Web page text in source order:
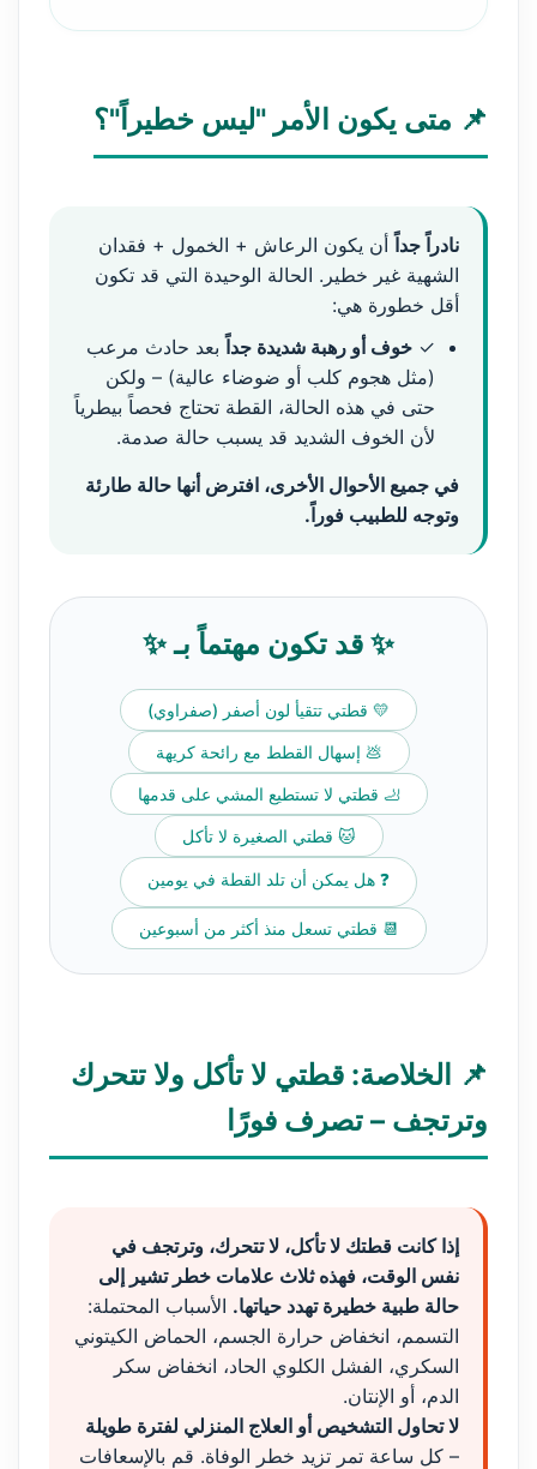
📌 متى يكون الأمر "ليس خطيراً"؟
نادراً جداً أن يكون الرعاش + الخمول + فقدان
الشهية غير خطير. الحالة الوحيدة التي قد تكون
أقل خطورة هي:
✓ خوف أو رهبة شديدة جداً بعد حادث مرعب
(مثل هجوم كلب أو ضوضاء عالية) – ولكن
حتى في هذه الحالة، القطة تحتاج فحصاً بيطرياً
لأن الخوف الشديد قد يسبب حالة صدمة.
في جميع الأحوال الأخرى، افترض أنها حالة طارئة
وتوجه للطبيب فوراً.
✨ قد تكون مهتماً بـ ✨
💛 قطتي تتقيأ لون أصفر (صفراوي)
💩 إسهال القطط مع رائحة كريهة
🦶 قطتي لا تستطيع المشي على قدمها
🐱 قطتي الصغيرة لا تأكل
❓ هل يمكن أن تلد القطة في يومين
📆 قطتي تسعل منذ أكثر من أسبوعين
📌 الخلاصة: قطتي لا تأكل ولا تتحرك
وترتجف – تصرف فورًا
إذا كانت قطتك لا تأكل، لا تتحرك، وترتجف في
نفس الوقت، فهذه ثلاث علامات خطر تشير إلى
حالة طبية خطيرة تهدد حياتها. الأسباب المحتملة:
التسمم، انخفاض حرارة الجسم، الحماض الكيتوني
السكري، الفشل الكلوي الحاد، انخفاض سكر
الدم، أو الإنتان.
لا تحاول التشخيص أو العلاج المنزلي لفترة طويلة
– كل ساعة تمر تزيد خطر الوفاة. قم بالإسعافات